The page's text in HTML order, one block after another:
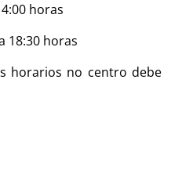
horas
18:30 horas
horarios no centro debe